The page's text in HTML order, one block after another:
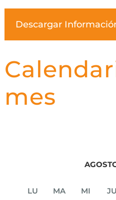
Descargar
mes
LU MA MI JU